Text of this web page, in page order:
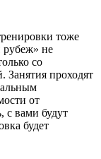
тоже
не
со
Занятия проходят
от
с вами будут
будет